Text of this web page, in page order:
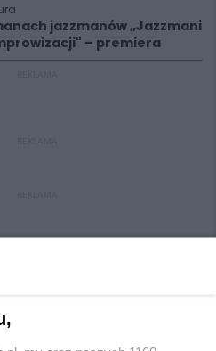
jazzmanów „Jazzmani
– premiera